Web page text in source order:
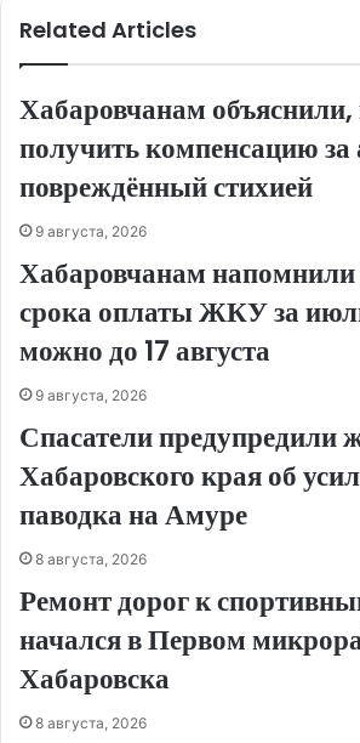
Related Articles
Хабаровчанам объяснили,
получить компенсацию за
повреждённый стихией
9 августа, 2026
Хабаровчанам напомнили
срока оплаты ЖКУ за
можно до 17 августа
9 августа, 2026
Спасатели предупредили
Хабаровского края об
паводка на Амуре
8 августа, 2026
Ремонт дорог к
начался в Первом
Хабаровска
8 августа, 2026